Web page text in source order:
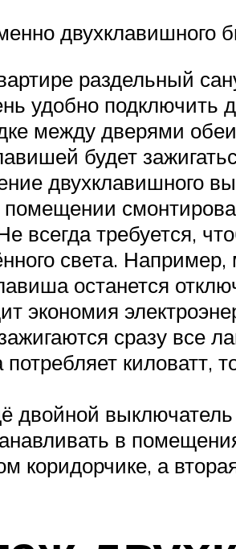
двухклавишного
раздельный
удобно подключить
между дверями
будет
двухклавишного
всегда требуется,
света.
останется
экономия
сразу все
потребляет киловатт,
двойной
в
коридорчике, а